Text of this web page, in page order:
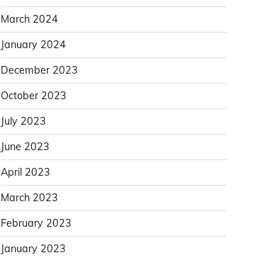
March 2024
January 2024
December 2023
October 2023
July 2023
June 2023
April 2023
March 2023
February 2023
January 2023